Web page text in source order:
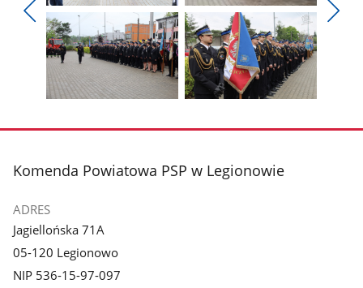
Pokaż
poprzednie
zdjęcia
Pokaż
zdjęcie
1
galerii.
Pokaż
zdjęcie
2
z
galerii.
zdjęcie
galerii.
zdjęcie
galerii.
stopka
Komenda Powiatowa PSP w Legionowie
ADRES
Jagiellońska 71A
05-120 Legionowo
NIP 536-15-97-097